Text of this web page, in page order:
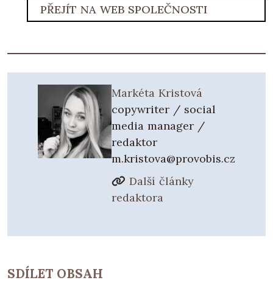
PŘEJÍT NA WEB SPOLEČNOSTI
Markéta Kristová
copywriter / social
media manager /
redaktor
m.kristova@provobis.cz
Další články
redaktora
SDÍLET OBSAH